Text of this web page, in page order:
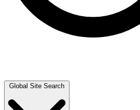
Global Site Search